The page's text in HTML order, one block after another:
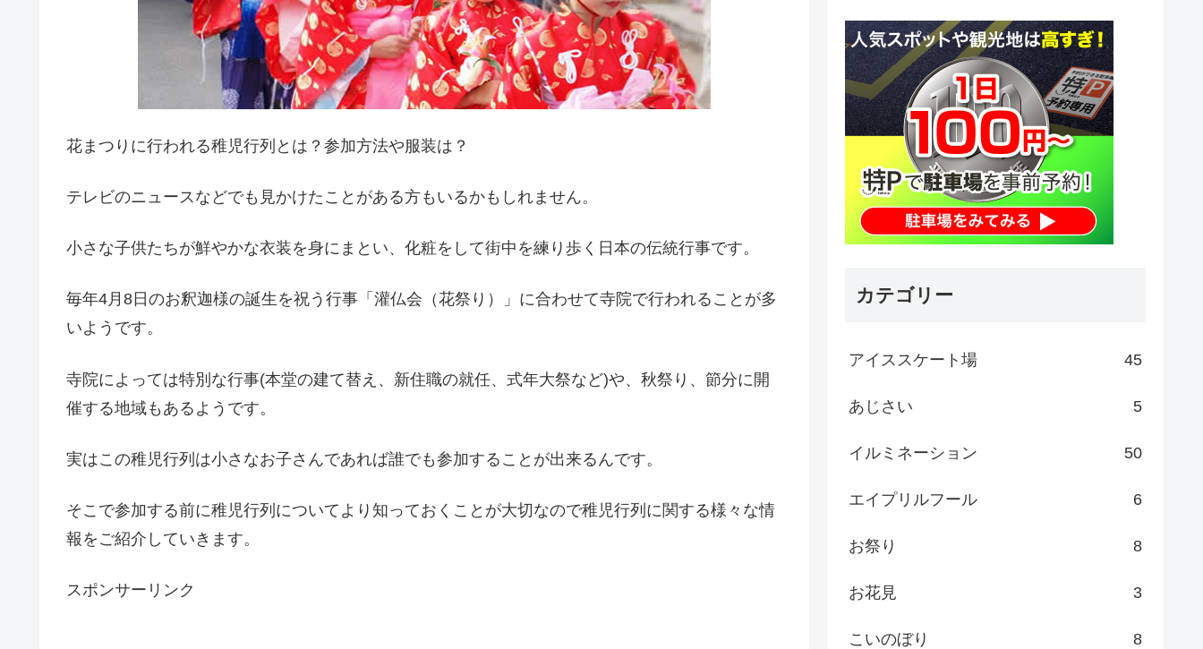
花まつりに行われる稚児行列とは？参加方法や服装は？
テレビのニュースなどでも見かけたことがある方もいるかもしれません。
小さな子供たちが鮮やかな衣装を身にまとい、化粧をして街中を練り歩く日本の伝統行事です。
毎年4月8日のお釈迦様の誕生を祝う行事「灌仏会（花祭り）」に合わせて寺院で行われることが多
いようです。
寺院によっては特別な行事(本堂の建て替え、新住職の就任、式年大祭など)や、秋祭り、節分に開
催する地域もあるようです。
実はこの稚児行列は小さなお子さんであれば誰でも参加することが出来るんです。
そこで参加する前に稚児行列についてより知っておくことが大切なので稚児行列に関する様々な情
報をご紹介していきます。
スポンサーリンク
カテゴリー
アイススケート場 45
あじさい 5
イルミネーション 50
エイプリルフール 6
お祭り 8
お花見 3
こいのぼり 8